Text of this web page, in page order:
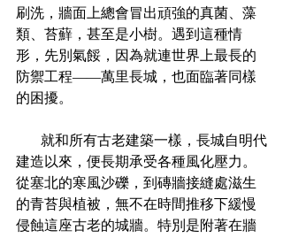
刷洗，牆面上總會冒出頑強的真菌、藻
類、苔蘚，甚至是小樹。遇到這種情
形，先別氣餒，因為就連世界上最長的
防禦工程——萬里長城，也面臨著同樣
的困擾。
建造以來，便長期承受各種風化壓力。
從塞北的寒風沙礫，到磚牆接縫處滋生
的青苔與植被，無不在時間推移下緩慢
侵蝕這座古老的城牆。特別是附著在牆